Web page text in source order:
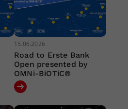
15.06.2026
Road to Erste Bank
Open presented by
OMNi-BiOTiC®